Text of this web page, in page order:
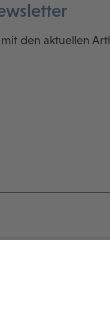
den aktuellen